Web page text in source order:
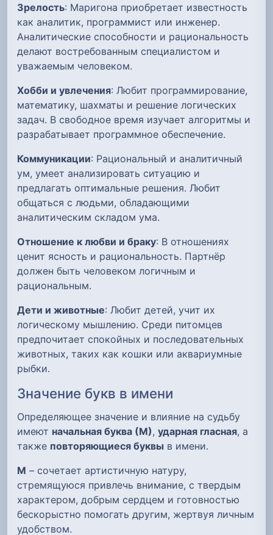
Зрелость: Маригона приобретает известность
как аналитик, программист или инженер.
Аналитические способности и рациональность
делают востребованным специалистом и
уважаемым человеком.
Хобби и увлечения: Любит программирование,
математику, шахматы и решение логических
задач. В свободное время изучает алгоритмы и
разрабатывает программное обеспечение.
Коммуникации: Рациональный и аналитичный
ум, умеет анализировать ситуацию и
предлагать оптимальные решения. Любит
общаться с людьми, обладающими
аналитическим складом ума.
Отношение к любви и браку: В отношениях
ценит ясность и рациональность. Партнёр
должен быть человеком логичным и
рациональным.
Дети и животные: Любит детей, учит их
логическому мышлению. Среди питомцев
предпочитает спокойных и последовательных
животных, таких как кошки или аквариумные
рыбки.
Значение букв в имени
Определяющее значение и влияние на судьбу
имеют начальная буква (М), ударная гласная, а
также повторяющиеся буквы в имени.
М – сочетает артистичную натуру,
стремящуюся привлечь внимание, с твердым
характером, добрым сердцем и готовностью
бескорыстно помогать другим, жертвуя личным
удобством.